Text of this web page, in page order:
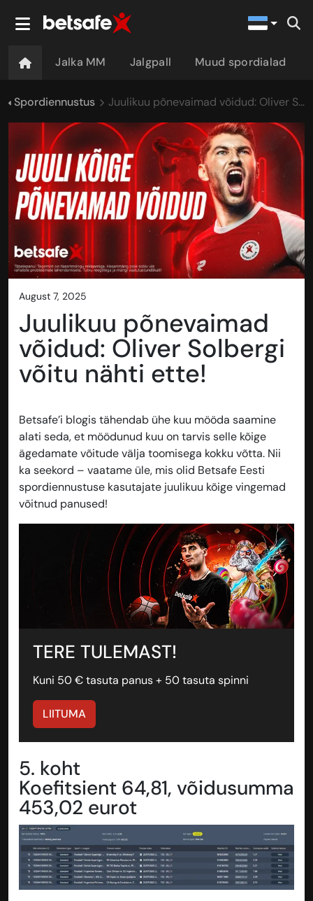
Jalka MM Jalgpall Muud spordialad
Spordiennustus Juulikuu põnevaimad võidud: Oliver Solbergi võitu nähti ette!
august 7, 2025
Juulikuu põnevaimad
võidud: Oliver Solbergi
võitu nähti ette!
Betsafe’i blogis tähendab ühe kuu mööda saamine
alati seda, et möödunud kuu on tarvis selle kõige
ägedamate võitude välja toomisega kokku võtta. Nii
ka seekord – vaatame üle, mis olid Betsafe Eesti
spordiennustuse kasutajate juulikuu kõige vingemad
võitnud panused!
TERE TULEMAST!
Kuni 50 € tasuta panus + 50 tasuta spinni
LIITUMA
5. koht
Koefitsient 64,81, võidusumma
453,02 eurot